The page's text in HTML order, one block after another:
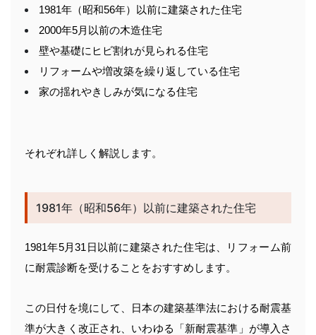
1981年（昭和56年）以前に建築された住宅
2000年5月以前の木造住宅
壁や基礎にヒビ割れが見られる住宅
リフォームや増改築を繰り返している住宅
家の揺れやきしみが気になる住宅
それぞれ詳しく解説します。
1981年（昭和56年）以前に建築された住宅
1981年5月31日以前に建築された住宅は、リフォーム前
に耐震診断を受けることをおすすめします。
この日付を境にして、日本の建築基準法における耐震基
準が大きく改正され、いわゆる「新耐震基準」が導入さ